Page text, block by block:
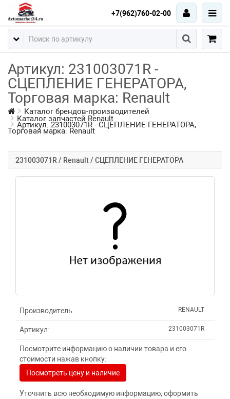
+7(962)760-02-00
Артикул: 231003071R -
СЦЕПЛЕНИЕ ГЕНЕРАТОРА,
Торговая марка: Renault
Каталог брендов-производителей
Каталог запчастей Renault
Артикул: 231003071R - СЦЕПЛЕНИЕ ГЕНЕРАТОРА,
Торговая марка: Renault
231003071R / Renault / СЦЕПЛЕНИЕ ГЕНЕРАТОРА
Производитель: RENAULT
Артикул: 231003071R
Посмотрите информацию о наличии товара и его
стоимости нажав кнопку:
Посмотреть цену и наличие
Уточнить всю необходимую информацию, оформить